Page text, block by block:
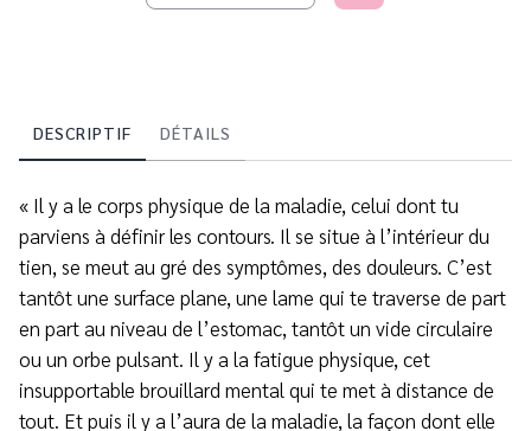
DESCRIPTIF DÉTAILS
« Il y a le corps physique de la maladie, celui dont tu
parviens à définir les contours. Il se situe à l’intérieur du
tien, se meut au gré des symptômes, des douleurs. C’est
tantôt une surface plane, une lame qui te traverse de part
en part au niveau de l’estomac, tantôt un vide circulaire
ou un orbe pulsant. Il y a la fatigue physique, cet
insupportable brouillard mental qui te met à distance de
tout. Et puis il y a l’aura de la maladie, la façon dont elle